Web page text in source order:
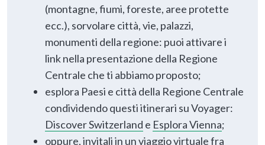
(montagne, fiumi, foreste, aree protette
ecc.), sorvolare città, vie, palazzi,
monumenti della regione: puoi attivare i
link nella presentazione della Regione
Centrale che ti abbiamo proposto;
esplora Paesi e città della Regione Centrale
condividendo questi itinerari su Voyager:
Discover Switzerland e Esplora Vienna;
oppure, invitali in un viaggio virtuale fra